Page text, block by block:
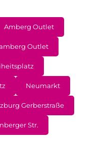
Amberg Outlet
Outlet
Neumarkt
Gerberstraße
Str.